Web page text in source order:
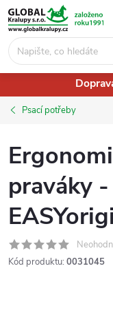
Přejít
na
obsah
Psací potřeby
praváky
Kód produktu: 0031045